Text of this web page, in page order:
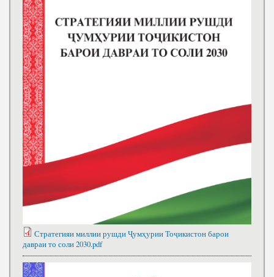
Стратегияи миллии рушди Ҷумҳурии Тоҷикистон барои
давраи то соли 2030.pdf